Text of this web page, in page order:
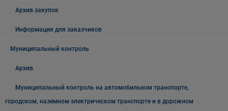
Архив закупок
Информация для заказчиков
Муниципальный контроль
Архив
Муниципальный контроль на автомобильном транспорте,
городском, наземном электрическом транспорте и в дорожном